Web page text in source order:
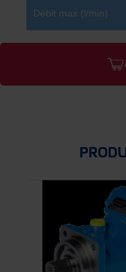
Débit max (l/min)